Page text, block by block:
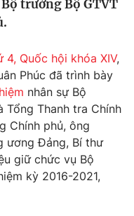
trưởng Bộ GTVT
4, Quốc hội khóa XIV,
Phúc đã trình bày
nhân sự Bộ
Thanh tra Chính
Chính phủ, ông
ương Đảng, Bí thư
giữ chức vụ Bộ
kỳ 2016-2021,